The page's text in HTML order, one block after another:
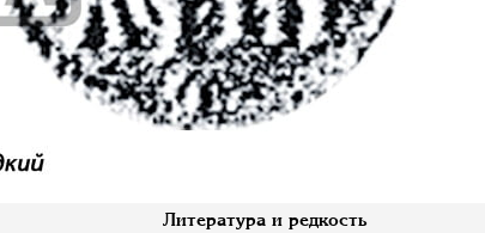
Литература и редкость